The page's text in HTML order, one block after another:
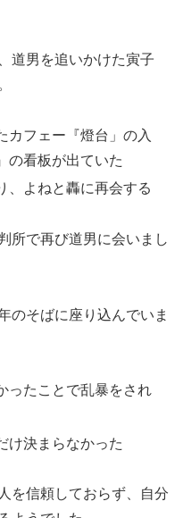
道男を追いかけた寅子
カフェー『燈台」の入
の看板が出ていた
、よねと轟に再会する
所で再び道男に会いまし
のそばに座り込んでいま
ったことで乱暴をされ
け決まらなかった
を信頼しておらず、自分